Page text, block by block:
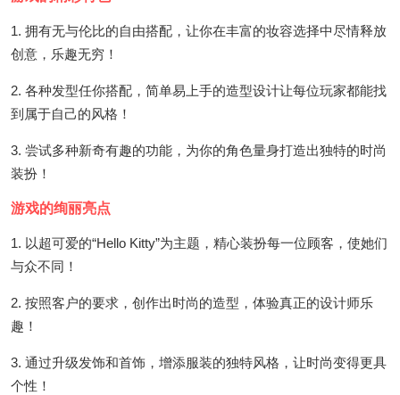
1. 拥有无与伦比的自由搭配，让你在丰富的妆容选择中尽情释放
创意，乐趣无穷！
2. 各种发型任你搭配，简单易上手的造型设计让每位玩家都能找
到属于自己的风格！
3. 尝试多种新奇有趣的功能，为你的角色量身打造出独特的时尚
装扮！
游戏的绚丽亮点
1. 以超可爱的“Hello Kitty”为主题，精心装扮每一位顾客，使她们
与众不同！
2. 按照客户的要求，创作出时尚的造型，体验真正的设计师乐
趣！
3. 通过升级发饰和首饰，增添服装的独特风格，让时尚变得更具
个性！